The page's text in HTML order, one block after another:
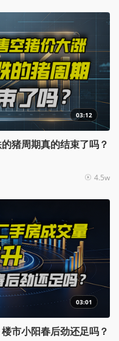
03:12
猪周期真的结束了吗？
4.5w
03:01
市小阳春后劲还足吗？